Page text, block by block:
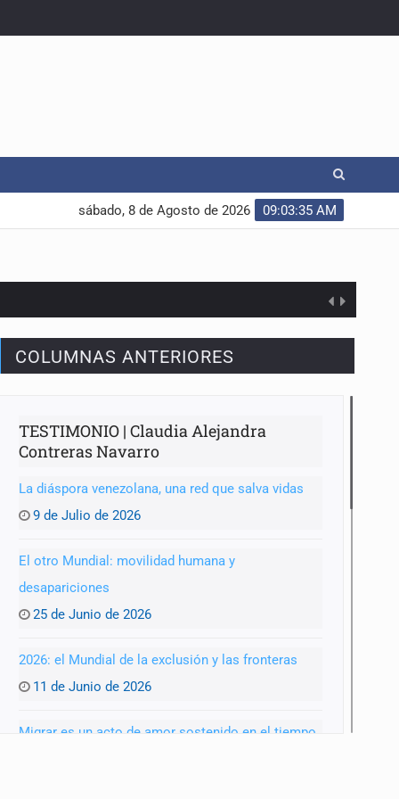
09:03:36 AM
sábado, 8 de Agosto de 2026
COLUMNAS ANTERIORES
TESTIMONIO | Claudia Alejandra
Contreras Navarro
La diáspora venezolana, una red que salva vidas
9 de Julio de 2026
El otro Mundial: movilidad humana y
desapariciones
25 de Junio de 2026
2026: el Mundial de la exclusión y las fronteras
11 de Junio de 2026
Migrar es un acto de amor sostenido en el tiempo